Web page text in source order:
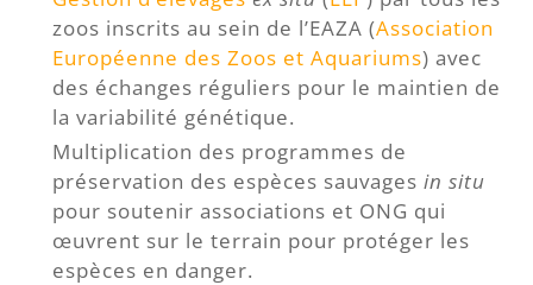
zoos inscrits au sein de l’EAZA (Association
Européenne des Zoos et Aquariums) avec
des échanges réguliers pour le maintien de
la variabilité génétique.
Multiplication des programmes de
préservation des espèces sauvages in situ
pour soutenir associations et ONG qui
œuvrent sur le terrain pour protéger les
espèces en danger.